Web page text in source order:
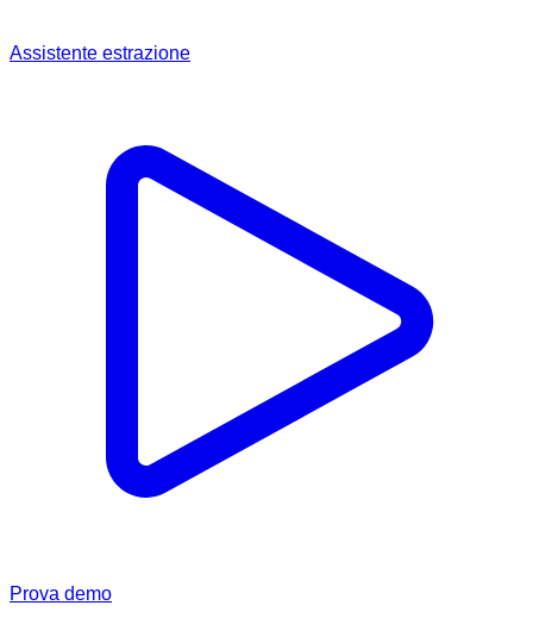
Assistente estrazione
Prova demo